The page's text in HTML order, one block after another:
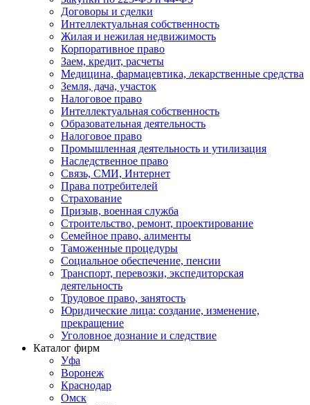
Договоры и сделки
Интеллектуальная собственность
Жилая и нежилая недвижимость
Корпоративное право
Заем, кредит, расчеты
Медицина, фармацевтика, лекарственные средства
Земля, дача, участок
Налоговое право
Интеллектуальная собственность
Образовательная деятельность
Налоговое право
Промышленная деятельность и утилизация
Наследственное право
Связь, СМИ, Интернет
Права потребителей
Страхование
Призыв, военная служба
Строительство, ремонт, проектирование
Семейное право, алименты
Таможенные процедуры
Социальное обеспечение, пенсии
Транспорт, перевозки, экспедиторская
деятельность
Трудовое право, занятость
Юридические лица: создание, изменение,
прекращение
Уголовное дознание и следствие
Каталог фирм
Уфа
Воронеж
Краснодар
Омск